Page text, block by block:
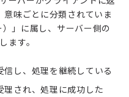
味ごとに分類されていま
」に属し、サーバー側の
ます。
し、処理を継続している
され、処理に成功した